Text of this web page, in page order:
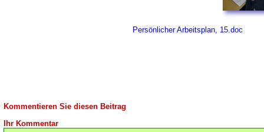
Persönlicher Arbeitsplan, 15.doc
Kommentieren Sie diesen Beitrag
Ihr Kommentar